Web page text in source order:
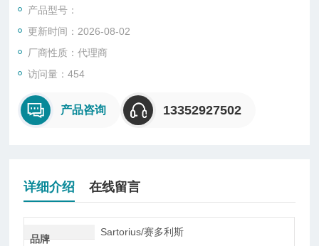
型、悬臂型、轮辐式、板环式、膜盒式、桥式、柱筒式等几种样
式。
产品型号：
更新时间：2026-08-02
厂商性质：代理商
访问量：454
产品咨询 13352927502
详细介绍 在线留言
品牌
Sartorius/赛多利斯